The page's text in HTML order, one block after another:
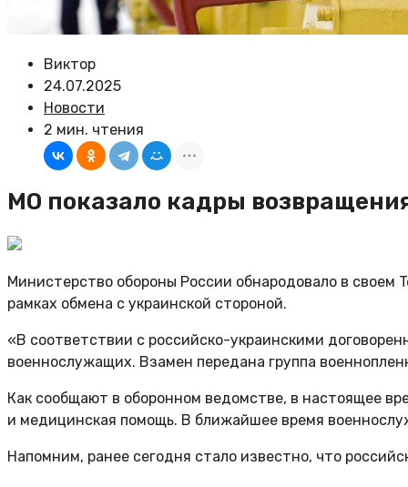
Виктор
24.07.2025
Новости
2 мин. чтения
МО показало кадры
Министерство обороны России обнародовало в
рамках обмена с украинской стороной.
«В соответствии с российско-украинскими
военнослужащих. Взамен передана группа
Как сообщают в оборонном ведомстве, в настоящее
и медицинская помощь. В ближайшее время
Напомним, ранее сегодня стало известно, что